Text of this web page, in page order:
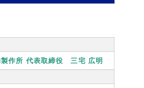
区農人橋2丁目-1-30 谷町八木ビル4F
製作所 代表取締役 三宅 広明